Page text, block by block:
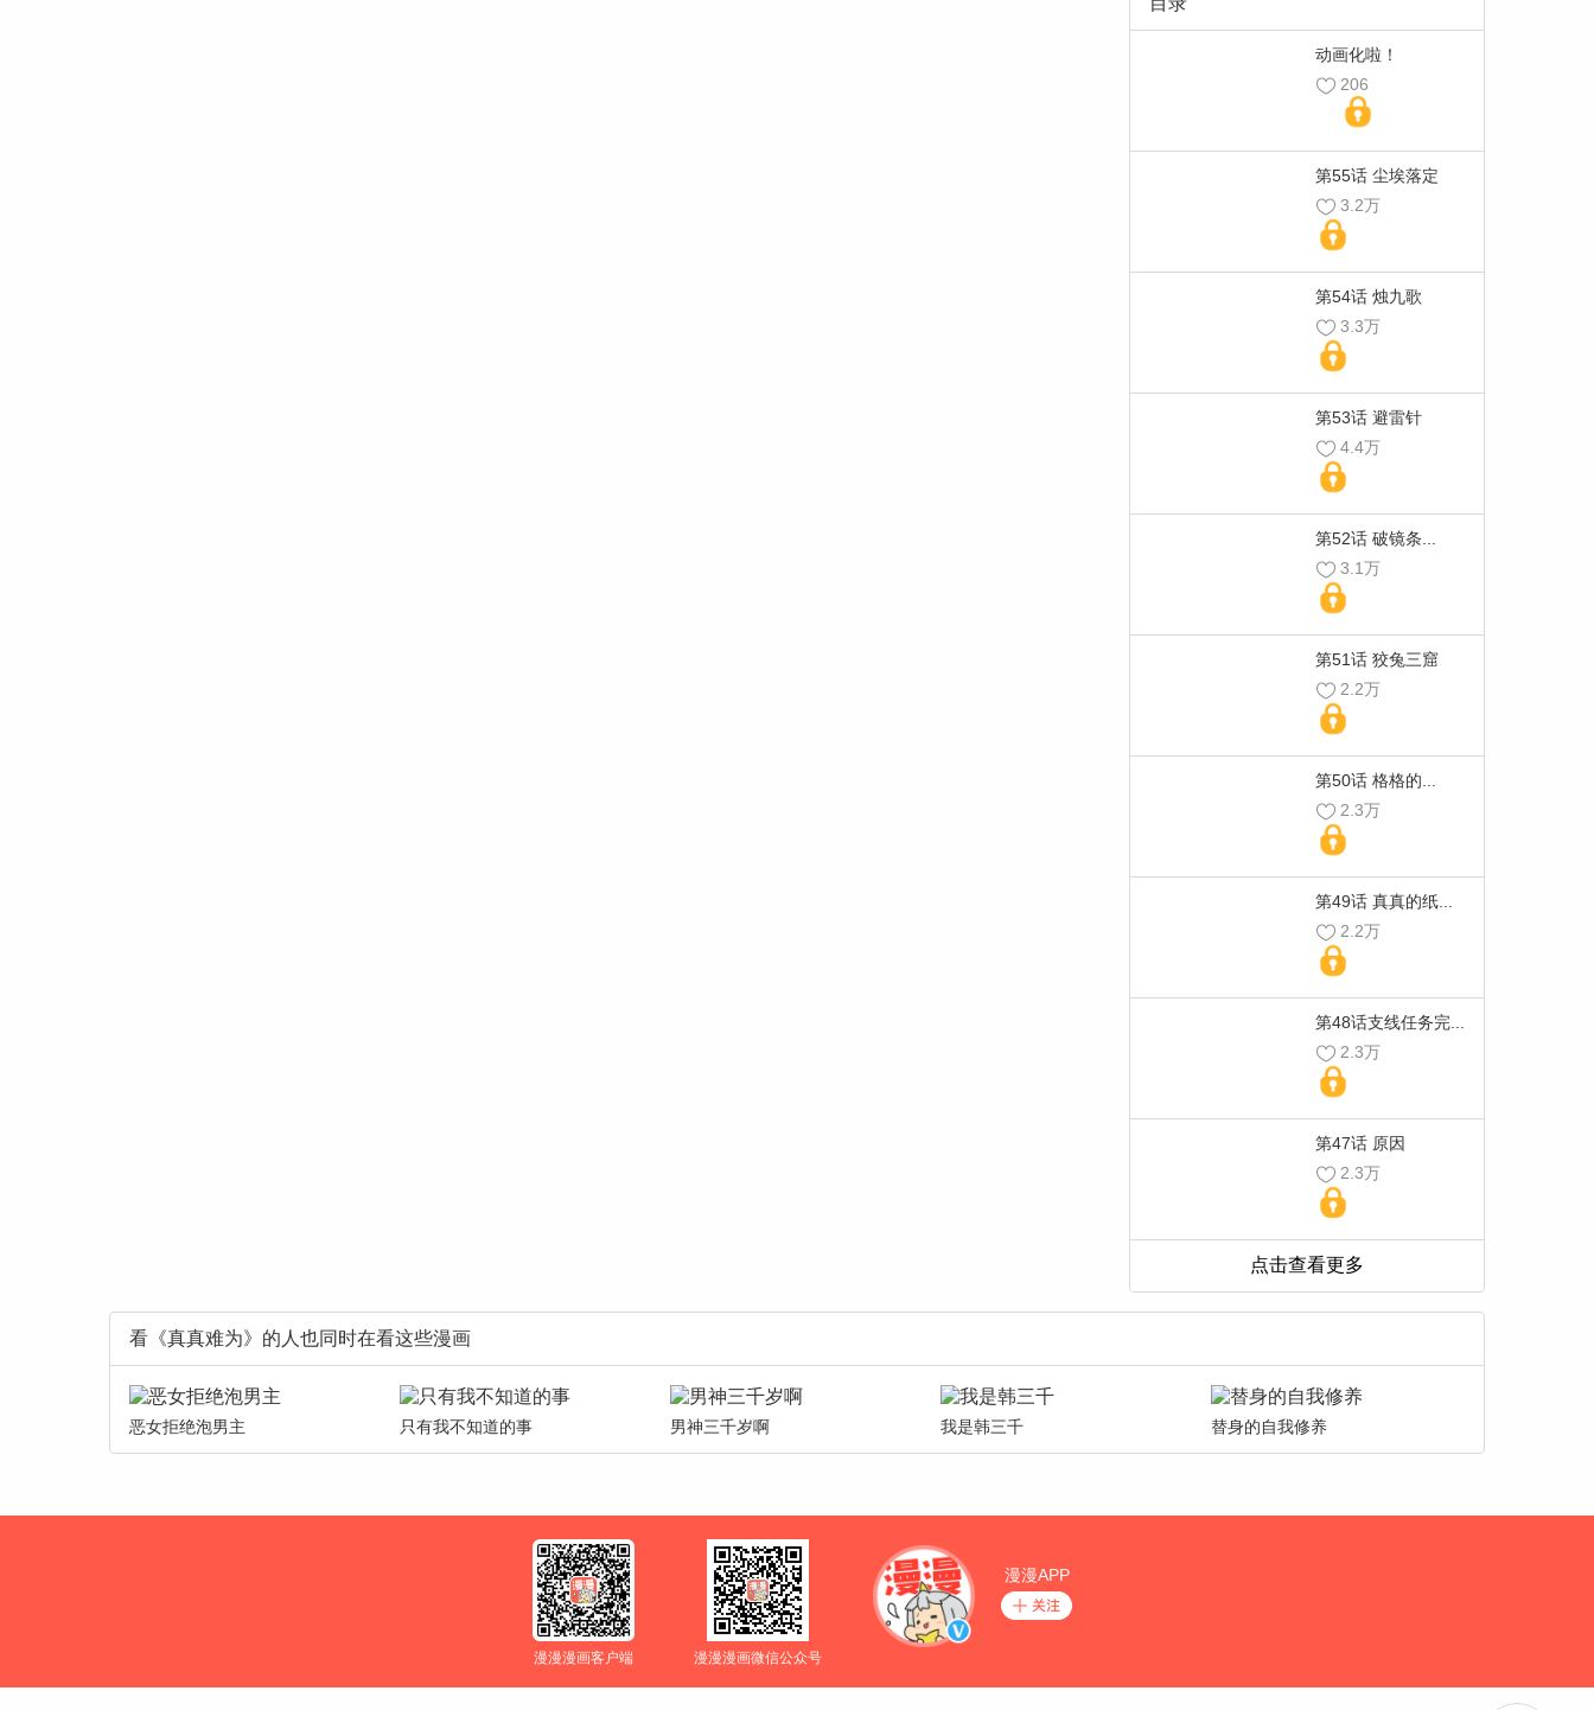
动画化啦！
206
第55话 尘埃落定
3.2万
第54话 烛九歌
3.3万
第53话 避雷针
4.4万
第52话 破镜条...
3.1万
第51话 狡兔三窟
2.2万
第50话 格格的...
2.3万
第49话 真真的纸...
2.2万
第48话支线任务完...
2.3万
第47话 原因
2.3万
看《真真难为》的人也同时在看这些漫画
恶女拒绝泡男主 只有我不知道的事 男神三千岁啊 我是韩三千 替身的自我修养
漫漫漫画客户端 漫漫漫画微信公众号
漫漫APP